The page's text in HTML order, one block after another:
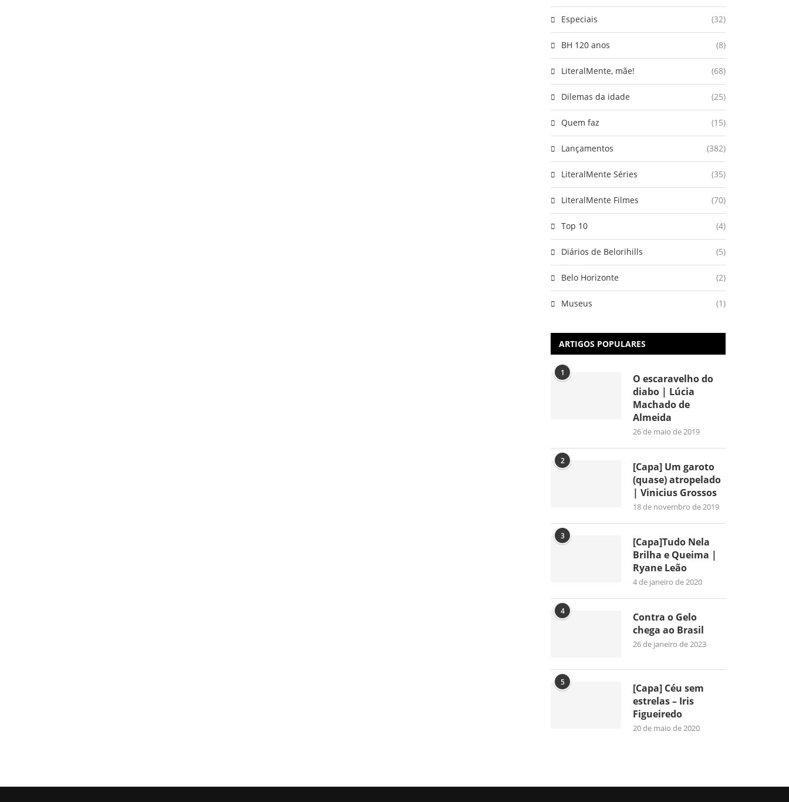
Especiais (32)
BH 120 anos (8)
LiteralMente, mãe! (68)
Dilemas da idade (25)
Quem faz (15)
Lançamentos (382)
LiteralMente Séries (35)
LiteralMente Filmes (70)
Top 10 (4)
Diários de Belorihills (5)
Belo Horizonte (2)
Museus (1)
ARTIGOS POPULARES
1
O escaravelho do
diabo | Lúcia
Machado de
Almeida
26 de maio de 2019
2
[Capa] Um garoto
(quase) atropelado
| Vinicius Grossos
18 de novembro de 2019
3
[Capa]Tudo Nela
Brilha e Queima |
Ryane Leão
4 de janeiro de 2020
4
Contra o Gelo
chega ao Brasil
26 de janeiro de 2023
5
[Capa] Céu sem
estrelas – Iris
Figueiredo
20 de maio de 2020